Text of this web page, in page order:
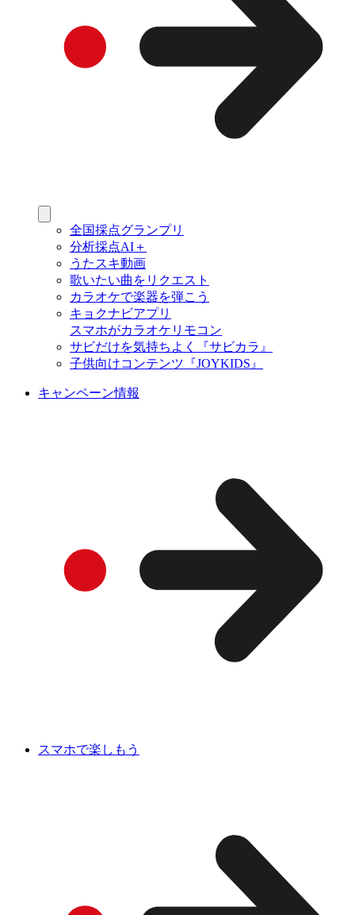
全国採点グランプリ
分析採点AI＋
うたスキ動画
歌いたい曲をリクエスト
カラオケで楽器を弾こう
キョクナビアプリ
スマホがカラオケリモコン
サビだけを気持ちよく『サビカラ』
子供向けコンテンツ『JOYKIDS』
キャンペーン情報
スマホで楽しもう